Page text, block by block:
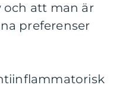
och att man är
preferenser